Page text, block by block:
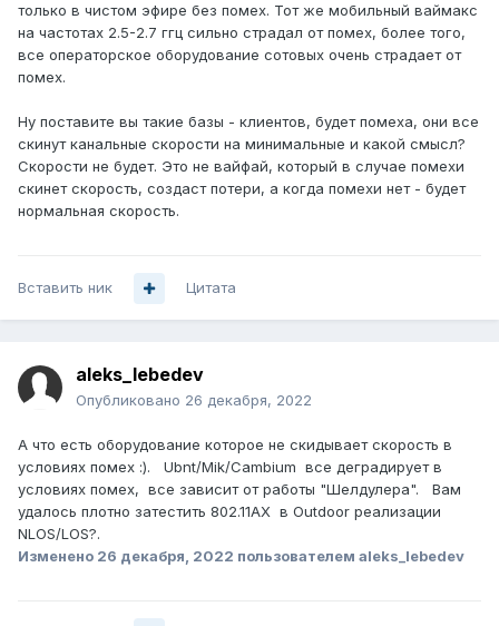
только в чистом эфире без помех. Тот же мобильный ваймакс
на частотах 2.5-2.7 ггц сильно страдал от помех, более того,
все операторское оборудование сотовых очень страдает от
помех.
Ну поставите вы такие базы - клиентов, будет помеха, они все
скинут канальные скорости на минимальные и какой смысл?
Скорости не будет. Это не вайфай, который в случае помехи
скинет скорость, создаст потери, а когда помехи нет - будет
нормальная скорость.
Вставить ник Цитата
aleks_lebedev
Опубликовано 26 декабря, 2022
А что есть оборудование которое не скидывает скорость в
условиях помех :). Ubnt/Mik/Cambium все деградирует в
условиях помех, все зависит от работы "Шелдулера". Вам
удалось плотно затестить 802.11АХ в Outdoor реализации
NLOS/LOS?.
Изменено 26 декабря, 2022 пользователем aleks_lebedev